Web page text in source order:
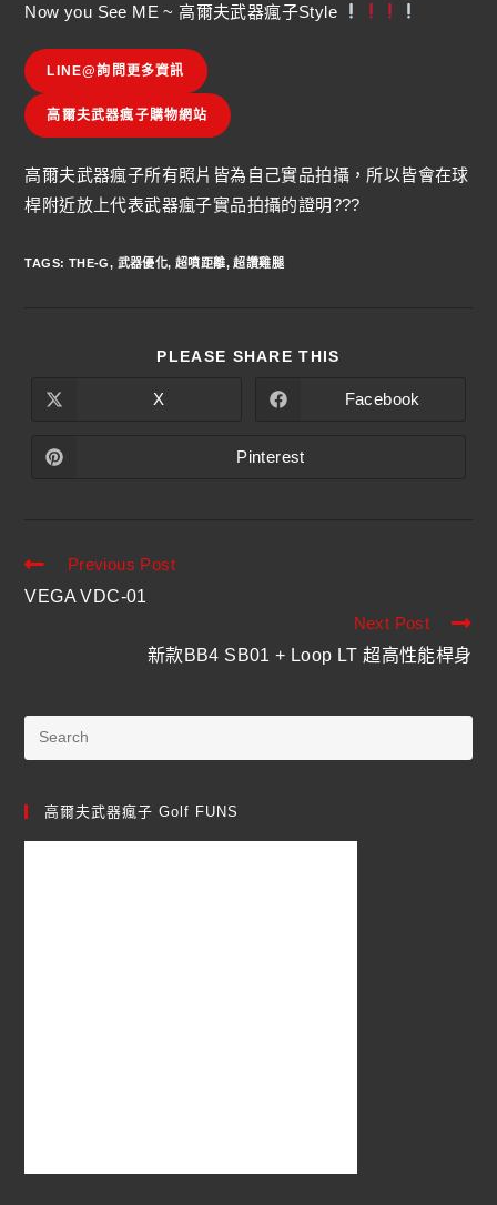
Now you See ME ~ 高爾夫武器瘋子Style
LINE@詢問更多資訊
高爾夫武器瘋子購物網站
高爾夫武器瘋子所有照片皆為自己實品拍攝，所以皆會在球
桿附近放上代表武器瘋子實品拍攝的證明???
TAGS: THE-G, 武器優化, 超噴距離, 超讚雞腿
PLEASE SHARE THIS
X Facebook
Pinterest
Previous Post
VEGA VDC-01
Next Post
新款BB4 SB01 + Loop LT 超高性能桿身
高爾夫武器瘋子 Golf FUNS